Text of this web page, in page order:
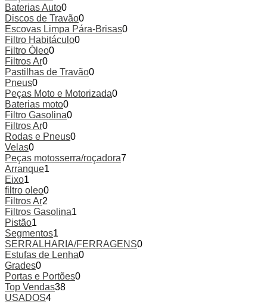
Baterias Auto0
Discos de Travão0
Escovas Limpa Pára-Brisas0
Filtro Habitáculo0
Filtro Óleo0
Filtros Ar0
Pastilhas de Travão0
Pneus0
Peças Moto e Motorizada0
Baterias moto0
Filtro Gasolina0
Filtros Ar0
Rodas e Pneus0
Velas0
Peças motosserra/roçadora7
Arranque1
Eixo1
filtro oleo0
Filtros Ar2
Filtros Gasolina1
Pistão1
Segmentos1
SERRALHARIA/FERRAGENS0
Estufas de Lenha0
Grades0
Portas e Portões0
Top Vendas38
USADOS4